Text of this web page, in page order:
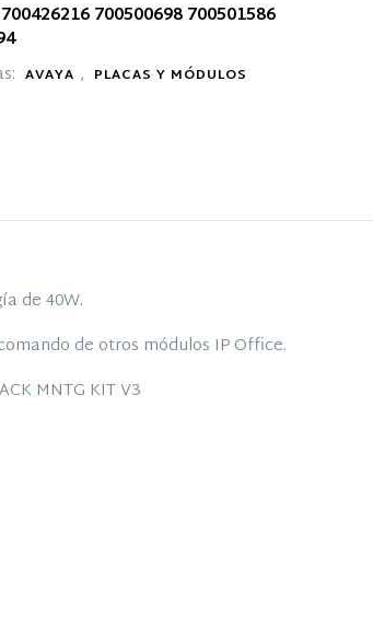
700426216700500698700501586
AVAYA , PLACAS Y MÓDULOS
de 40W.
de otros módulos IP Office.
MNTG KIT V3